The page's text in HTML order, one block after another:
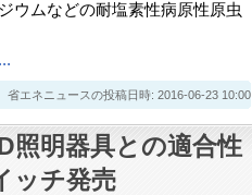
ウムなどの耐塩素性病原性原虫
省エネニュースの投稿日時: 2016-06-23 10:00
照明器具との適合性
ッチ発売